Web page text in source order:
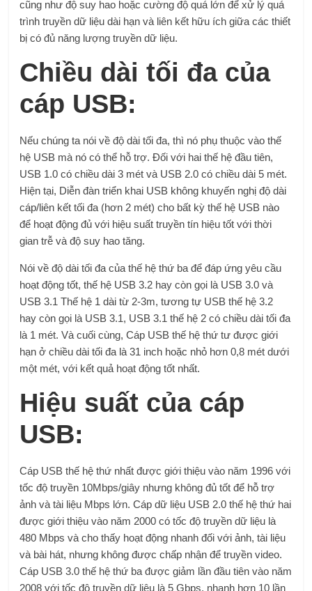
cũng như độ suy hao hoặc cường độ quá lớn để xử lý quá
trình truyền dữ liệu dài hạn và liên kết hữu ích giữa các thiết
bị có đủ năng lượng truyền dữ liệu.
Chiều dài tối đa của
cáp USB:
Nếu chúng ta nói về độ dài tối đa, thì nó phụ thuộc vào thế
hệ USB mà nó có thể hỗ trợ. Đối với hai thế hệ đầu tiên,
USB 1.0 có chiều dài 3 mét và USB 2.0 có chiều dài 5 mét.
Hiện tại, Diễn đàn triển khai USB không khuyến nghị độ dài
cáp/liên kết tối đa (hơn 2 mét) cho bất kỳ thế hệ USB nào
để hoạt động đủ với hiệu suất truyền tín hiệu tốt với thời
gian trễ và độ suy hao tăng.
Nói về độ dài tối đa của thế hệ thứ ba để đáp ứng yêu cầu
hoạt động tốt, thế hệ USB 3.2 hay còn gọi là USB 3.0 và
USB 3.1 Thế hệ 1 dài từ 2-3m, tương tự USB thế hệ 3.2
hay còn gọi là USB 3.1, USB 3.1 thế hệ 2 có chiều dài tối đa
là 1 mét. Và cuối cùng, Cáp USB thế hệ thứ tư được giới
hạn ở chiều dài tối đa là 31 inch hoặc nhỏ hơn 0,8 mét dưới
một mét, với kết quả hoạt động tốt nhất.
Hiệu suất của cáp
USB:
Cáp USB thế hệ thứ nhất được giới thiệu vào năm 1996 với
tốc độ truyền 10Mbps/giây nhưng không đủ tốt để hỗ trợ
ảnh và tài liệu Mbps lớn. Cáp dữ liệu USB 2.0 thế hệ thứ hai
được giới thiệu vào năm 2000 có tốc độ truyền dữ liệu là
480 Mbps và cho thấy hoạt động nhanh đối với ảnh, tài liệu
và bài hát, nhưng không được chấp nhận để truyền video.
Cáp USB 3.0 thế hệ thứ ba được giảm lần đầu tiên vào năm
2008 với tốc độ truyền dữ liệu là 5 Gbps, nhanh hơn 10 lần